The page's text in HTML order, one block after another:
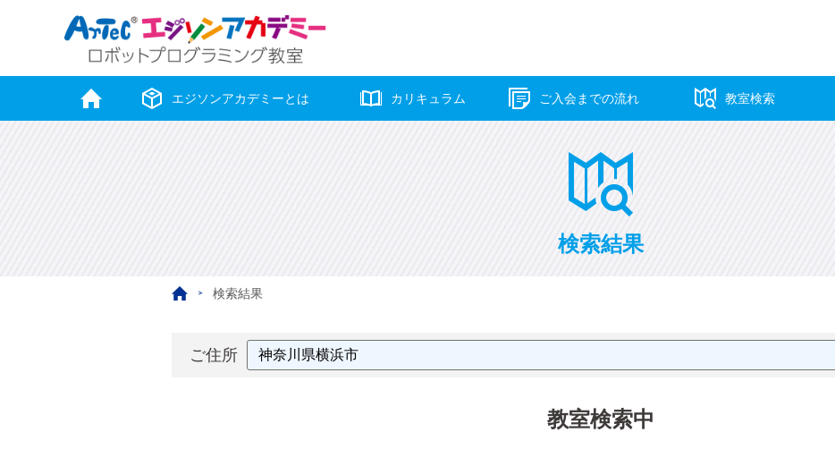
エジソンアカデミーとは カリキュラム ご入会までの流れ 教室検索
検索結果
検索結果
ご住所
教室検索中